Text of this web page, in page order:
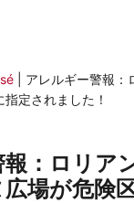
アレルギー警報：
定されました！
：ロリア
場が危険